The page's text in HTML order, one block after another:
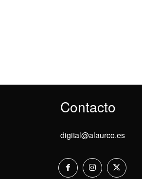
Contacto
digital@alaurco.es